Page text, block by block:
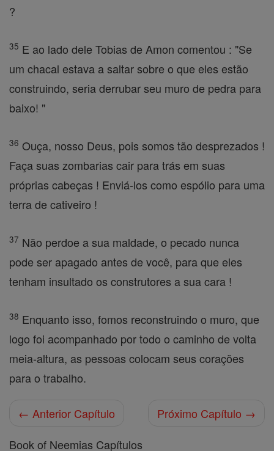
?
35 E ao lado dele Tobias de Amon comentou : "Se
um chacal estava a saltar sobre o que eles estão
construindo, seria derrubar seu muro de pedra para
baixo! "
36 Ouça, nosso Deus, pois somos tão desprezados !
Faça suas zombarias cair para trás em suas
próprias cabeças ! Enviá-los como espólio para uma
terra de cativeiro !
37 Não perdoe a sua maldade, o pecado nunca
pode ser apagado antes de você, para que eles
tenham insultado os construtores a sua cara !
38 Enquanto isso, fomos reconstruindo o muro, que
logo foi acompanhado por todo o caminho de volta
meia-altura, as pessoas colocam seus corações
para o trabalho.
← Anterior Capítulo
Próximo Capítulo →
Book of Neemias Capítulos